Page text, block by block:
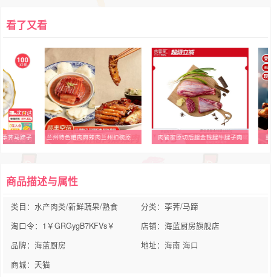
看了又看
荠马蹄子 肉管家原切后腿金钱腱牛腱子肉
商品描述与属性
类目：水产肉类/新鲜蔬果/熟食
分类：荸荠/马蹄
淘口令：1￥GRGygB7KFVs￥
店铺：海蓝厨房旗舰店
品牌：海蓝厨房
地址：海南 海口
商城：天猫